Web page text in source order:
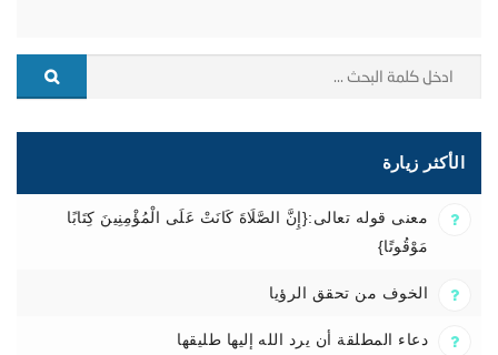
الأكثر زيارة
معنى قوله تعالى:{إِنَّ الصَّلَاةَ كَانَتْ عَلَى الْمُؤْمِنِينَ كِتَابًا
مَوْقُوتًا}
الخوف من تحقق الرؤيا
دعاء المطلقة أن يرد الله إليها طليقها